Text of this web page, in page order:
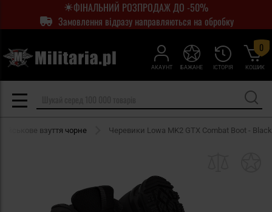
ФІНАЛЬНИЙ РОЗПРОДАЖ ДО -50%
Замовлення відразу направляються на обробку
АКАУНТ ІСТОРІЯ
БАЖАНЕ КОШИК
0
Військове взуття чорне Черевики Lowa MK2 GTX Combat Boot - Black